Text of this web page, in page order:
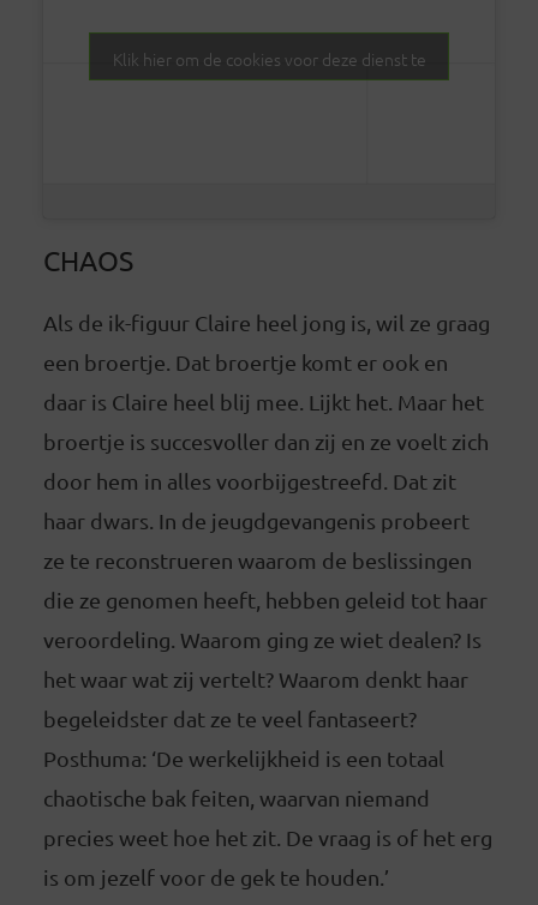
Klik hier om de cookies voor deze dienst te
accepteren
CHAOS
Als de ik-figuur Claire heel jong is, wil ze graag
een broertje. Dat broertje komt er ook en
daar is Claire heel blij mee. Lijkt het. Maar het
broertje is succesvoller dan zij en ze voelt zich
door hem in alles voorbijgestreefd. Dat zit
haar dwars. In de jeugdgevangenis probeert
ze te reconstrueren waarom de beslissingen
die ze genomen heeft, hebben geleid tot haar
veroordeling. Waarom ging ze wiet dealen? Is
het waar wat zij vertelt? Waarom denkt haar
begeleidster dat ze te veel fantaseert?
Posthuma: ‘De werkelijkheid is een totaal
chaotische bak feiten, waarvan niemand
precies weet hoe het zit. De vraag is of het erg
is om jezelf voor de gek te houden.’